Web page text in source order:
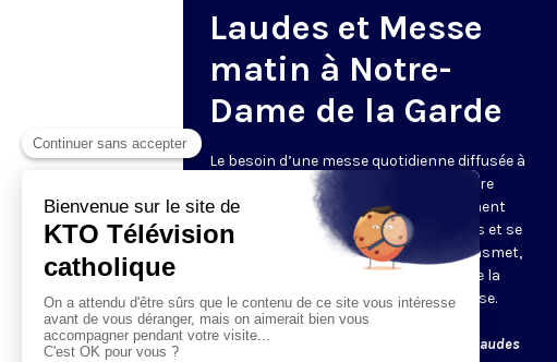
Laudes et Messe
matin à Notre-
Dame de la Garde
Le besoin d’une messe quotidienne diffusée à
la télévision a été exprimé d’une manière
encore plus forte pendant le confinement
dans de nombreux pays francophones et se
maintient depuis la reprise. KTO retransmet,
en direct de la basilique Notre-Dame de la
Garde, à Marseille, les laudes et la messe.
Le lundi à 7h25, la messe
Du mardi au samedi à 7h25, messe avec laudes